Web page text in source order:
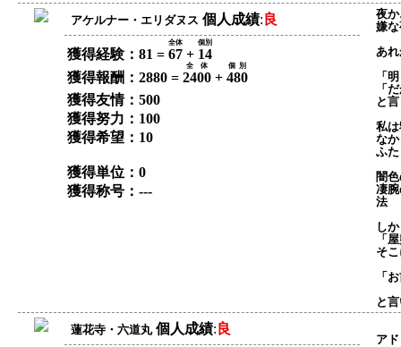
アケルナー・エリダヌス 個人成績: 良
獲得経験：81 = 67
全体
+ 14
個別
獲得報酬：2880 = 2400
全体
+ 480
個別
獲得友情：500
獲得努力：100
獲得希望：10
獲得単位：0
獲得称号：---
夜
嫌
あ
「
「
と
私
な
ふ
闇
凄
法
し
「
そ
「
と
蓮花寺・六道丸個人成績: 良
ア